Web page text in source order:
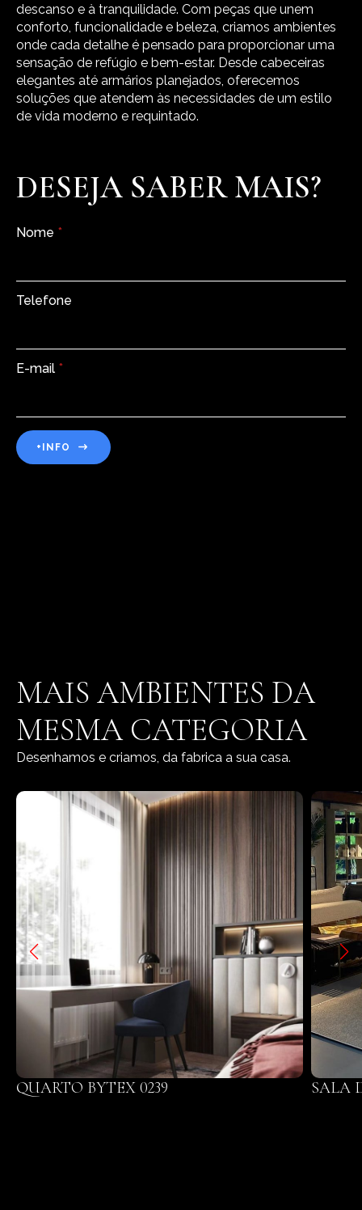
descanso e à tranquilidade. Com peças que unem
conforto, funcionalidade e beleza, criamos ambientes
onde cada detalhe é pensado para proporcionar uma
sensação de refúgio e bem-estar. Desde cabeceiras
elegantes até armários planejados, oferecemos
soluções que atendem às necessidades de um estilo
de vida moderno e requintado.
DESEJA SABER MAIS?
Nome *
Telefone
E-mail *
+INFO
MAIS AMBIENTES DA
MESMA CATEGORIA
Desenhamos e criamos, da fabrica a sua casa.
QUARTO BYTEX 0239 SALA